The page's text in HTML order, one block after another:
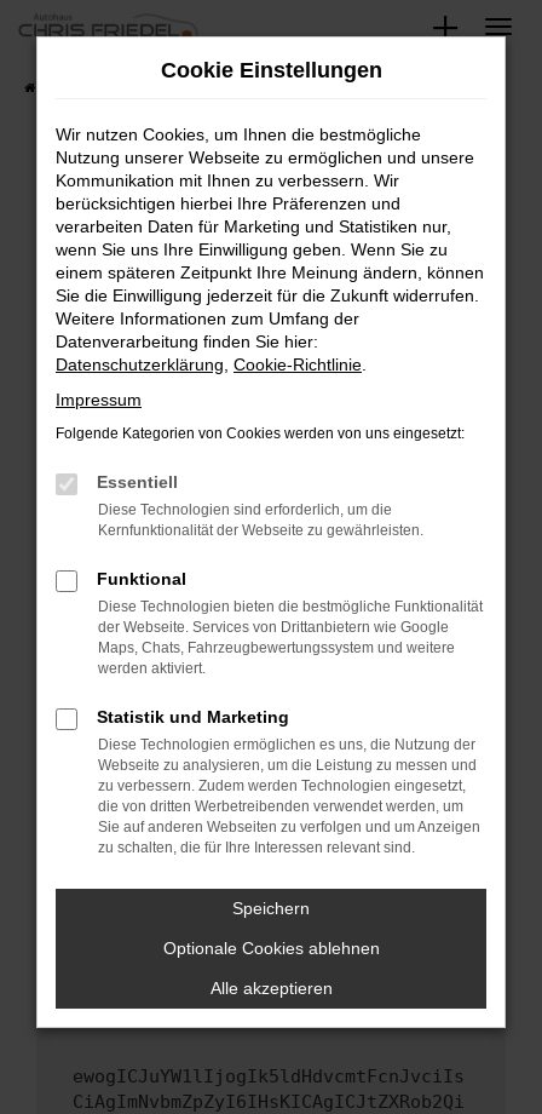
Zum
springen
Fahrzeugsuche
Fehler: Network Error
Beim Laden ist ein Fehler aufgetreten.
Hier sind ein paar Tipps, die dir helfen können:
Überprüfe deine Firewall und deine
Internetverbindung.
Laden andere Webseiten, zum Beispiel deine
Suchmaschine?
Prüfe deine Browsererweiterungen.
können das Laden bestimmter Seiten
verhindern. Funktioniert die Seite in einem
anderen Browser oder in einem privaten
Starte dein Gerät neu.
Das kann manchmal helfen, vorübergehende
Probleme zu beheben.
Betriebssystem auf dem neuesten Stand
sind.
Veraltete Software birgt nicht nur ein
Sicherheitsrisiko, sondern kann auch dazu
führen, dass bestimmte Funktionen nicht mehr
unterstützt werden.
Wende dich an den Webseitenbetreiber.
Wenn du alle oben genannten Schritte versucht
hast, kontaktiere uns bitte. Wir werden
versuchen, das Problem zu beheben. Du kannst
uns diesen Text schicken, um uns bei der
ewogICJuYW1lIjogIk5ldHdvcmtFcnJvciIs
CiAgImNvbmZpZyI6IHsKICAgICJtZXRob2Qi
Cookie Einstellungen
Wir nutzen Cookies, um Ihnen die bestmögliche
Nutzung unserer Webseite zu ermöglichen und unsere
Kommunikation mit Ihnen zu verbessern. Wir
berücksichtigen hierbei Ihre Präferenzen und
verarbeiten Daten für Marketing und Statistiken nur,
wenn Sie uns Ihre Einwilligung geben. Wenn Sie zu
einem späteren Zeitpunkt Ihre Meinung ändern, können
Sie die Einwilligung jederzeit für die Zukunft widerrufen.
Weitere Informationen zum Umfang der
Datenverarbeitung finden Sie hier:
Datenschutzerklärung Cookie-Richtlinie
Impressum
Folgende Kategorien von Cookies werden von uns eingesetzt:
Essentiell
Diese Technologien sind erforderlich, um die
Kernfunktionalität der Webseite zu gewährleisten.
Funktional
Diese Technologien bieten die bestmögliche Funktionalität
der Webseite. Services von Drittanbietern wie Google
Maps, Chats, Fahrzeugbewertungssystem und weitere
werden aktiviert.
Statistik und Marketing
Diese Technologien ermöglichen es uns, die Nutzung der
Webseite zu analysieren, um die Leistung zu messen und
zu verbessern. Zudem werden Technologien eingesetzt,
die von dritten Werbetreibenden verwendet werden, um
Sie auf anderen Webseiten zu verfolgen und um Anzeigen
zu schalten, die für Ihre Interessen relevant sind.
Speichern
Optionale Cookies ablehnen
Alle akzeptieren